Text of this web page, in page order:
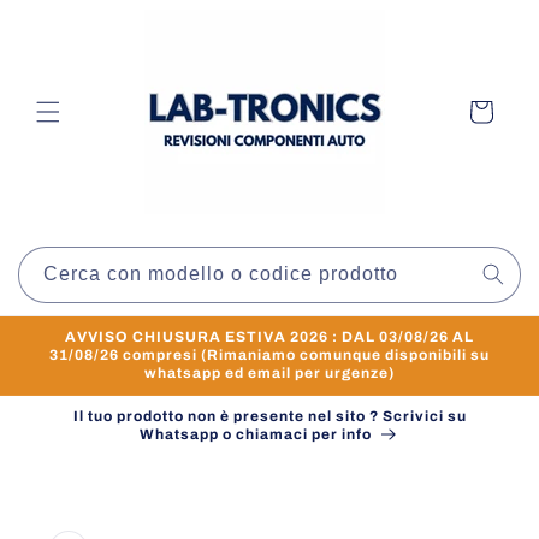
Carrello
Cerca con modello o codice prodotto
AVVISO CHIUSURA ESTIVA 2026 : DAL 03/08/26 AL
31/08/26 compresi (Rimaniamo comunque disponibili su
whatsapp ed email per urgenze)
Il tuo prodotto non è presente nel sito ? Scrivici su
Whatsapp o chiamaci per info